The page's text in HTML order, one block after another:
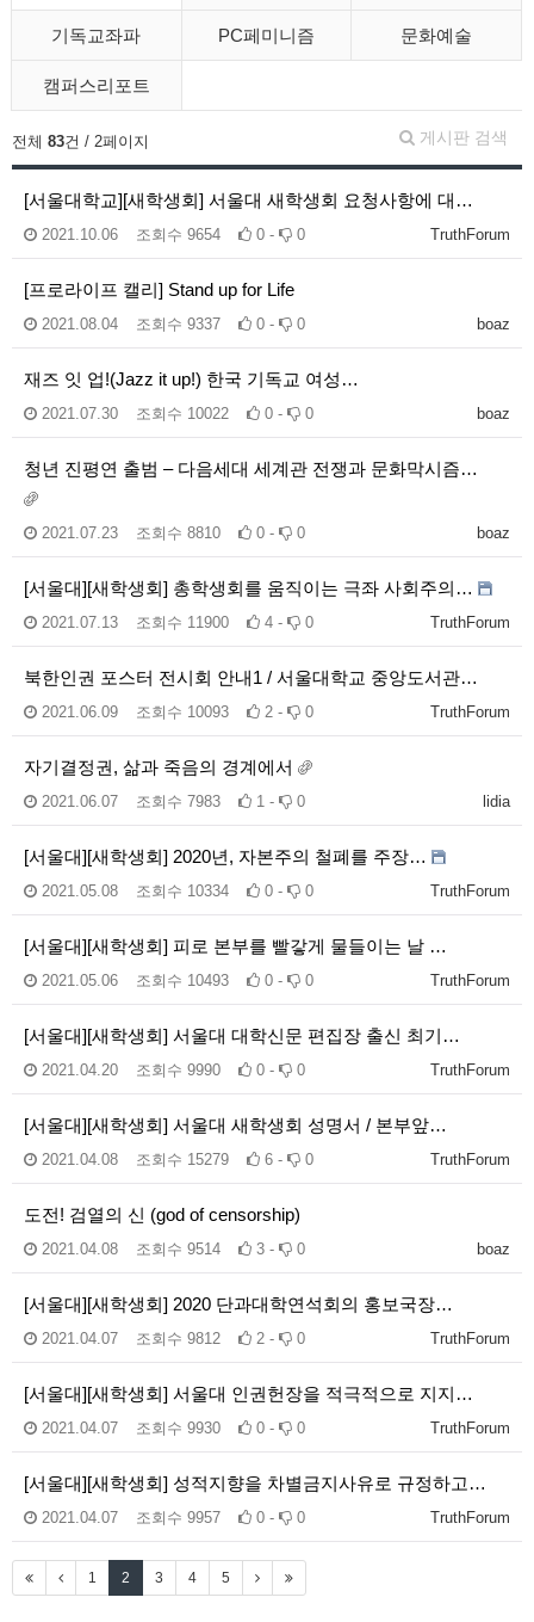
기독교좌파 PC페미니즘 문화예술
캠퍼스리포트
게시판 검색
전체 83건 / 2페이지
[서울대학교][새학생회] 서울대 새학생회 요청사항에 대…
TruthForum
2021.10.06 조회수 9654 0 - 0
[프로라이프 캘리] Stand up for Life
boaz
2021.08.04 조회수 9337 0 - 0
재즈 잇 업!(Jazz it up!) 한국 기독교 여성…
boaz
2021.07.30 조회수 10022 0 - 0
청년 진평연 출범 – 다음세대 세계관 전쟁과 문화막시즘…
boaz
2021.07.23 조회수 8810 0 - 0
[서울대][새학생회] 총학생회를 움직이는 극좌 사회주의…
TruthForum
2021.07.13 조회수 11900 4 - 0
북한인권 포스터 전시회 안내1 / 서울대학교 중앙도서관…
TruthForum
2021.06.09 조회수 10093 2 - 0
자기결정권, 삶과 죽음의 경계에서
lidia
2021.06.07 조회수 7983 1 - 0
[서울대][새학생회] 2020년, 자본주의 철폐를 주장…
TruthForum
2021.05.08 조회수 10334 0 - 0
[서울대][새학생회] 피로 본부를 빨갛게 물들이는 날 …
TruthForum
2021.05.06 조회수 10493 0 - 0
[서울대][새학생회] 서울대 대학신문 편집장 출신 최기…
TruthForum
2021.04.20 조회수 9990 0 - 0
[서울대][새학생회] 서울대 새학생회 성명서 / 본부앞…
TruthForum
2021.04.08 조회수 15279 6 - 0
도전! 검열의 신 (god of censorship)
boaz
2021.04.08 조회수 9514 3 - 0
[서울대][새학생회] 2020 단과대학연석회의 홍보국장…
TruthForum
2021.04.07 조회수 9812 2 - 0
[서울대][새학생회] 서울대 인권헌장을 적극적으로 지지…
TruthForum
2021.04.07 조회수 9930 0 - 0
[서울대][새학생회] 성적지향을 차별금지사유로 규정하고…
TruthForum
2021.04.07 조회수 9957 0 - 0
1 2 3 4 5